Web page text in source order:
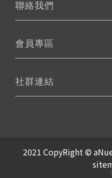
聯絡我們
會員專區
社群連結
2021 CopyRight ©